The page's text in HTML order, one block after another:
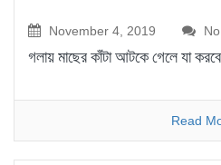
November 4, 2019
গলায় মাছের কাঁটা আটকে গেলে যা
Read